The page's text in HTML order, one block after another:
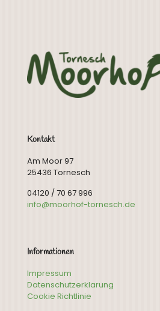
Kontakt
Am Moor 97
25436 Tornesch
04120 / 70 67 996
info@moorhof-tornesch.de
Informationen
Impressum
Datenschutzerklarung
Cookie Richtlinie